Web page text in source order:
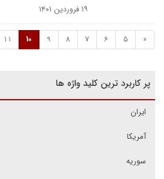
۱۹ فروردین ۱۴۰۱
«
5
6
7
8
9
10
11
پر کاربرد ترین کلید واژه ها
ایران
آمریکا
سوریه